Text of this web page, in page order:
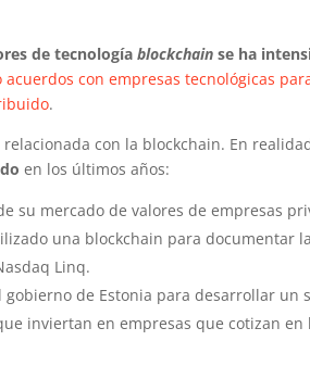
de tecnologíablockchain se ha
con empresas tecnológicas
.
con la blockchain. En
en los últimos años:
su mercado de valores de empresas
una blockchain para documentar
Linq.
gobierno de Estonia para desarrollar un
inviertan en empresas que cotizan en